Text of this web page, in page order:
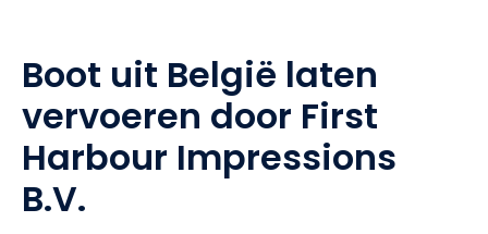
Boot uit België laten
vervoeren door First
Harbour Impressions
B.V.